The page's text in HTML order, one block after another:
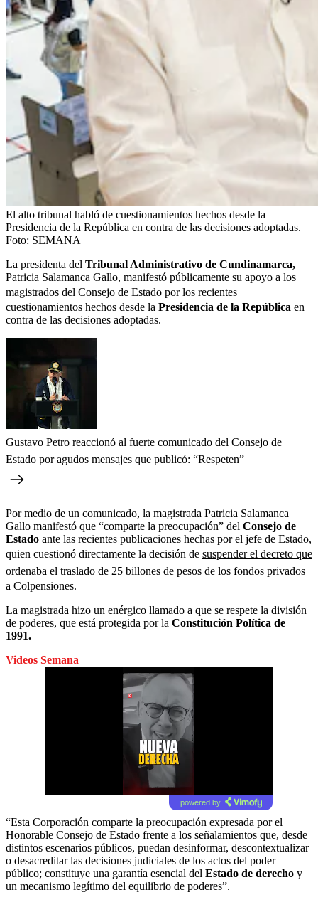
El alto tribunal habló de cuestionamientos hechos desde la
Presidencia de la República en contra de las decisiones adoptadas.
Foto: SEMANA
La presidenta del Tribunal Administrativo de Cundinamarca,
Patricia Salamanca Gallo, manifestó públicamente su apoyo a los
magistrados del Consejo de Estado por los recientes
cuestionamientos hechos desde la Presidencia de la República en
contra de las decisiones adoptadas.
Gustavo Petro reaccionó al fuerte comunicado del Consejo de
Estado por agudos mensajes que publicó: “Respeten”
Por medio de un comunicado, la magistrada Patricia Salamanca
Gallo manifestó que “comparte la preocupación” del Consejo de
Estado ante las recientes publicaciones hechas por el jefe de Estado,
quien cuestionó directamente la decisión de suspender el decreto que
ordenaba el traslado de 25 billones de pesos de los fondos privados
a Colpensiones.
La magistrada hizo un enérgico llamado a que se respete la división
de poderes, que está protegida por la Constitución Política de
1991.
Videos Semana
powered by
“Esta Corporación comparte la preocupación expresada por el
Honorable Consejo de Estado frente a los señalamientos que, desde
distintos escenarios públicos, puedan desinformar, descontextualizar
o desacreditar las decisiones judiciales de los actos del poder
público; constituye una garantía esencial del Estado de derecho y
un mecanismo legítimo del equilibrio de poderes”.